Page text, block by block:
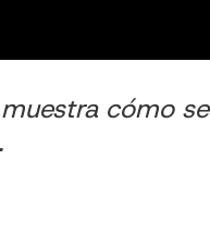
cómo se